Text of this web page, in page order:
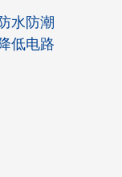
水防潮
低电路